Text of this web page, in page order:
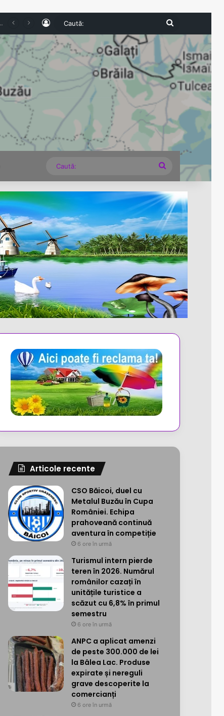
Log In Caută:
Caută:
Articole recente
CSO Băicoi, duel cu
Metalul Buzău în Cupa
României. Echipa
prahoveană continuă
aventura în competiție
6 ore în urmă
Turismul intern pierde
teren în 2026. Numărul
românilor cazați în
unitățile turistice a
scăzut cu 6,8% în primul
semestru
6 ore în urmă
ANPC a aplicat amenzi
de peste 300.000 de lei
la Bâlea Lac. Produse
expirate și nereguli
grave descoperite la
comercianți
6 ore în urmă